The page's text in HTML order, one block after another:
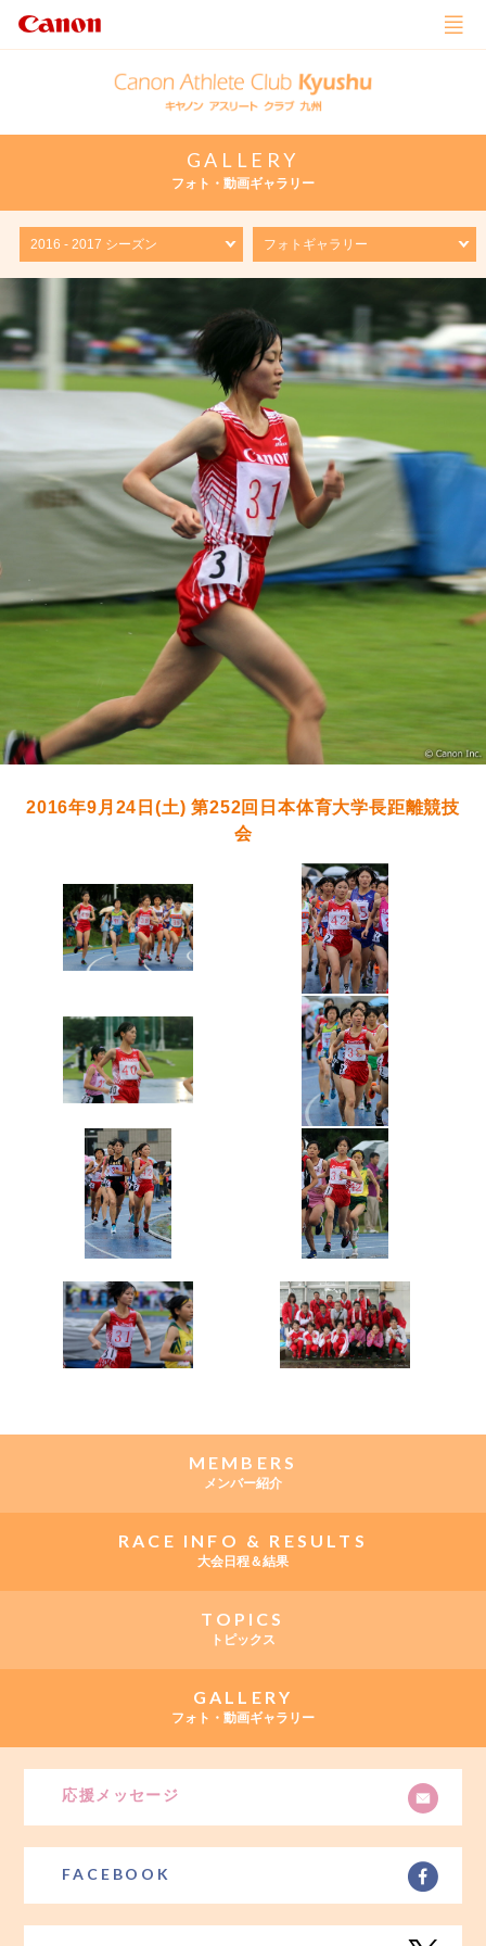
GALLERY
フォト・動画ギャラリー
2016年9月24日(土) 第252回日本体育大学長距離競技
会
MEMBERS
メンバー紹介
RACE INFO & RESULTS
大会日程＆結果
TOPICS
トピックス
GALLERY
フォト・動画ギャラリー
応援メッセージ
FACEBOOK